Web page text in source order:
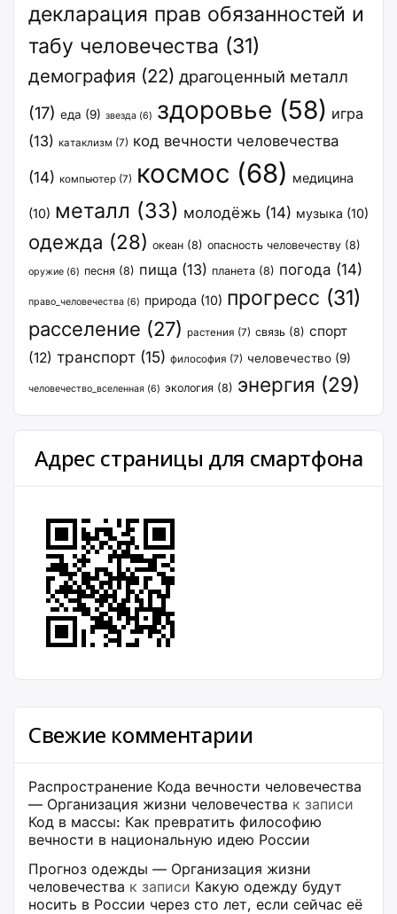
декларация прав обязанностей и
табу человечества (31)
демография (22) драгоценный металл
(17) еда (9) звезда (6) здоровье (58) игра
(13) катаклизм (7) код вечности человечества
(14) компьютер (7) космос (68) медицина
(10) металл (33) молодёжь (14) музыка (10)
одежда (28) океан (8) опасность человечеству (8)
оружие (6) песня (8) пища (13) планета (8) погода (14)
право_человечества (6) природа (10) прогресс (31)
расселение (27) растения (7) связь (8) спорт
(12) транспорт (15) философия (7) человечество (9)
человечество_вселенная (6) экология (8) энергия (29)
Адрес страницы для смартфона
Свежие комментарии
Распространение Кода вечности человечества
— Организация жизни человечества к записи
Код в массы: Как превратить философию
вечности в национальную идею России
Прогноз одежды — Организация жизни
человечества к записи Какую одежду будут
носить в России через сто лет, если сейчас её